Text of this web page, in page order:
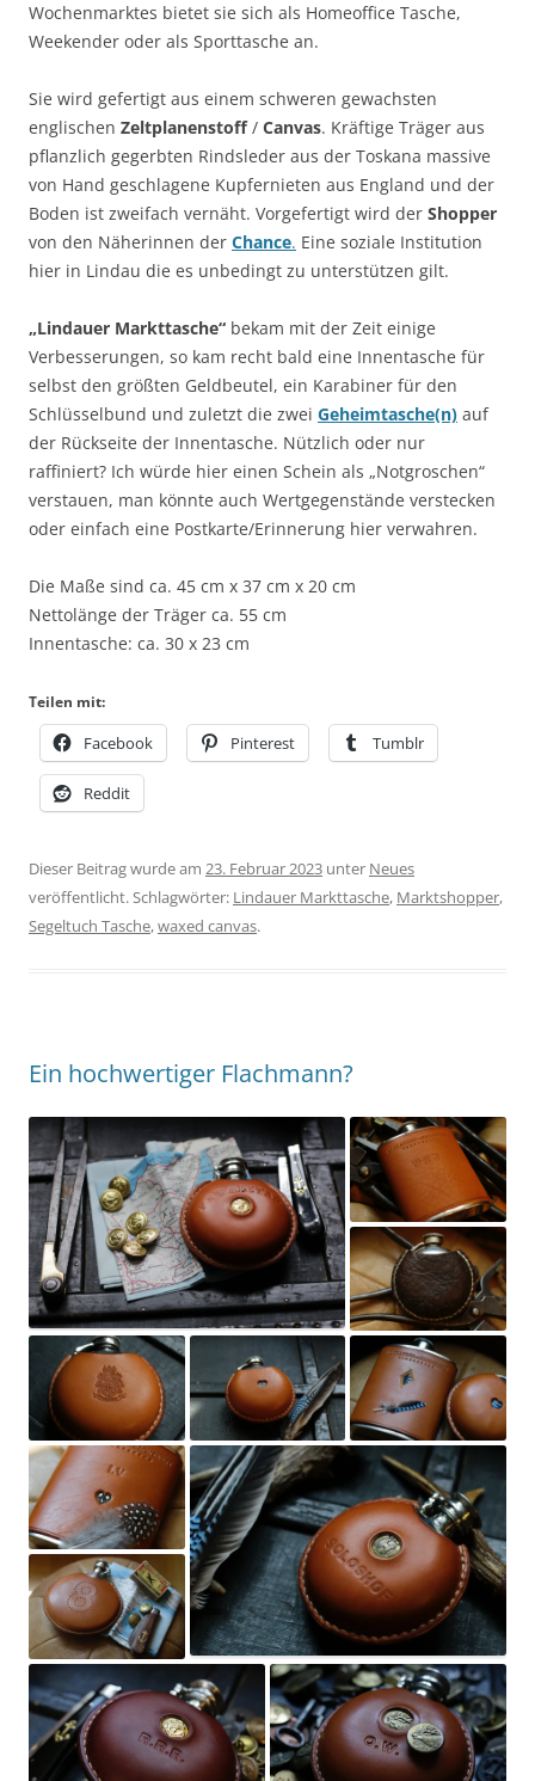
Wochenmarktes bietet sie sich als Homeoffice Tasche,
Weekender oder als Sporttasche an.
Sie wird gefertigt aus einem schweren gewachsten
englischen Zeltplanenstoff/ Canvas. Kräftige Träger aus
pflanzlich gegerbten Rindsleder aus der Toskana massive
von Hand geschlagene Kupfernieten aus England und der
Boden ist zweifach vernäht. Vorgefertigt wird der Shopper
von den Näherinnen der Chance. Eine soziale Institution
hier in Lindau die es unbedingt zu unterstützen gilt.
„Lindauer Markttasche“ bekam mit der Zeit einige
Verbesserungen, so kam recht bald eine Innentasche für
selbst den größten Geldbeutel, ein Karabiner für den
Schlüsselbund und zuletzt die zwei Geheimtasche(n) auf
der Rückseite der Innentasche. Nützlich oder nur
raffiniert? Ich würde hier einen Schein als „Notgroschen“
verstauen, man könnte auch Wertgegenstände verstecken
oder einfach eine Postkarte/Erinnerung hier verwahren.
Die Maße sind ca. 45 cm x 37 cm x 20 cm
Nettolänge der Träger ca. 55 cm
Innentasche: ca. 30 x 23 cm
Teilen mit:
Facebook Pinterest Tumblr
Reddit
Dieser Beitrag wurde am 23. Februar 2023 unter Neues
veröffentlicht. Schlagwörter: Lindauer Markttasche, Marktshopper,
Segeltuch Tasche,waxed canvas.
Ein hochwertiger Flachmann?